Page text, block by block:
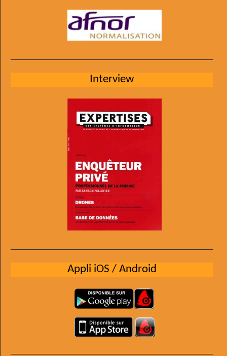
Interview
Appli iOS / Android